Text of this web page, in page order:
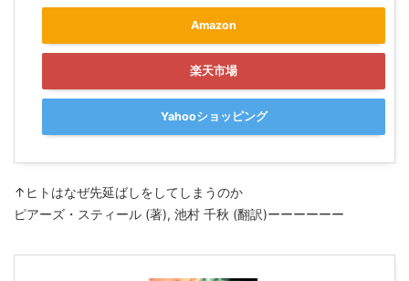
Amazon
楽天市場
Yahooショッピング
↑ヒトはなぜ先延ばしをしてしまうのか
ピアーズ・スティール (著), 池村 千秋 (翻訳)ーーーーーー